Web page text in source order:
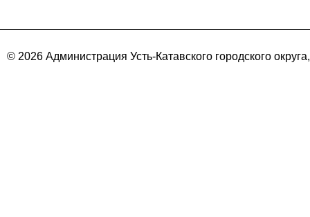
© 2026 Администрация Усть-Катавского городского